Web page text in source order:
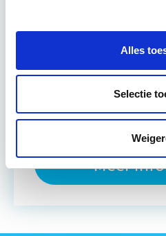
Alles
Selectie
6 uur per week
Meer